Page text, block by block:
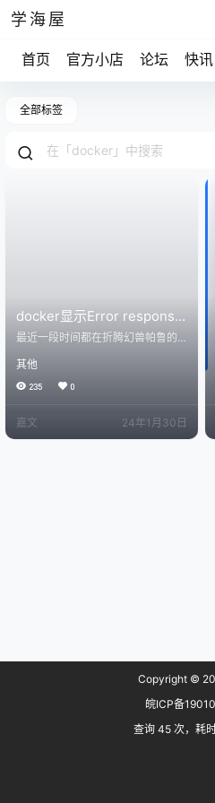
学海屋
首页 官方小店 论坛 快讯
全部标签
docker显示Error response
from daemon: unable to
办
最近一段时间都在折腾幻兽帕鲁的
iwu.com/palworld-server/ 这两天
连续遇到两个群晖用户的反馈：配
ror response from daemon: unable
to find getent command。 经过好
其他
235 0
嘉文 24年1月30日
Copyright ©
皖ICP备
查询 45 次，耗